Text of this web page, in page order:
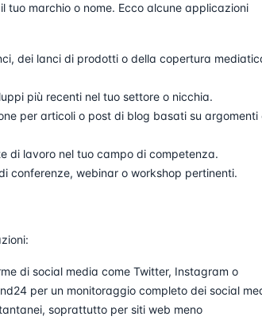
tuo marchio o nome. Ecco alcune applicazioni
dei lanci di prodotti o della copertura
più recenti nel tuo settore o nicchia.
per articoli o post di blog basati su argomenti
di lavoro nel tuo campo di competenza.
conferenze, webinar o workshop pertinenti.
di social media come Twitter, Instagram o
per un monitoraggio completo dei social
soprattutto per siti web meno